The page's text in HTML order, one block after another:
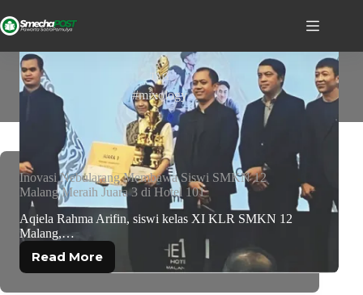
TAG
#mixology
Inovasi Nebularang Membawa Siswi SMKN 12
Malang Meraih Juara 3 di Hotel 101
Aqiela Rahma Arifin, siswi kelas XI KLR SMKN 12
Malang,…
Read More